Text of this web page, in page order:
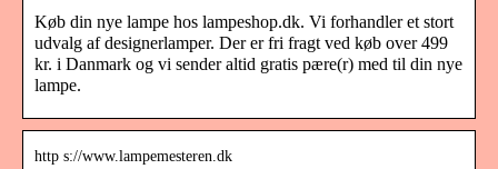
Køb din nye lampe hos lampeshop.dk. Vi forhandler et stort
udvalg af designerlamper. Der er fri fragt ved køb over 499
kr. i Danmark og vi sender altid gratis pære(r) med til din nye
lampe.
http s://www.lampemesteren.dk